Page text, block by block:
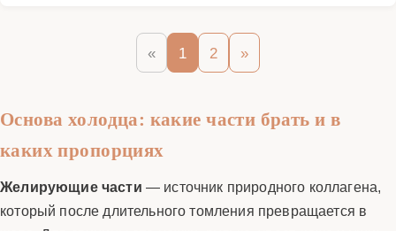
« 1 2 »
Основа холодца: какие части брать и в
каких пропорциях
Желирующие части — источник природного коллагена,
который после длительного томления превращается в